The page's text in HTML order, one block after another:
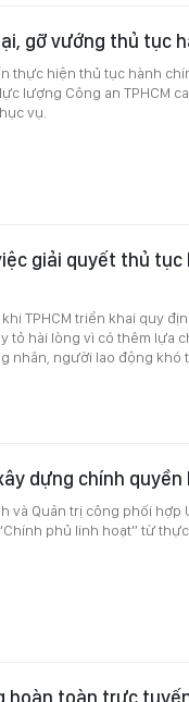
gỡ vướng thủ tục
thực hiện thủ tục hành
lượng Công an TPHCM
vụ.
giải quyết thủ
TPHCM triển khai quy
tỏ hài lòng vì có thêm lựa
nhân, người lao động khó
dựng chính quyền
và Quản trị công phối hợp
phủ linh hoạt” từ
hoàn toàn trực